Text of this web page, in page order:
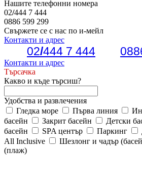
Нашите телефонни номера
02/444 7 444
0886 599 299
Свържете се с нас по и-мейл
Контакти и адрес
02/444 7 444
Контакти и адрес
Търсачка
Какво и къде търсиш?
Удобства и развлечения
Гледка море
Първа линия
басейн
Закрит басейн Детски
басейн
SPA център Паркинг
All Inclusive
Шезлонг и чадър
(плаж)